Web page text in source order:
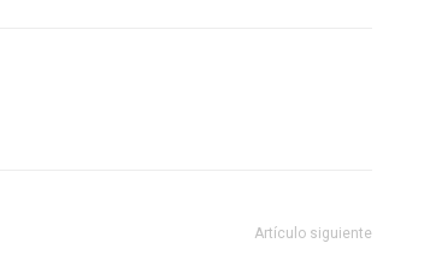
Artículo siguiente